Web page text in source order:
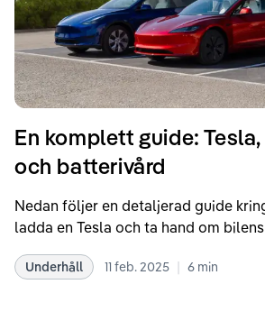
En komplett guide:
och batterivård
Nedan följer en detaljerad guide
ladda en Tesla och ta hand om
rekommendationer samt våra egna
Underhåll 11 feb. 2025 | 6 min